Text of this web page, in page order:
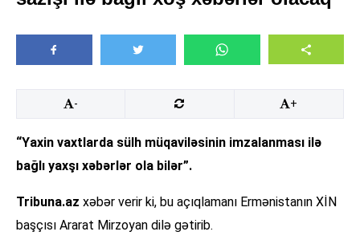
- +
“Yaxin vaxtlarda sülh müqaviləsinin imzalanması ilə
bağlı yaxşı xəbərlər ola bilər”.
Tribuna.az xəbər verir ki, bu açıqlamanı Ermənistanın XİN
başçısı Ararat Mirzoyan dilə gətirib.